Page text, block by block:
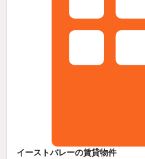
イーストバレーの賃貸物件